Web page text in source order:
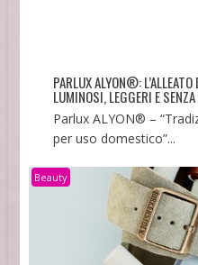
PARLUX ALYON®: L’ALLEATO
LUMINOSI, LEGGERI E
Parlux ALYON® –
per uso domestico”...
Beauty